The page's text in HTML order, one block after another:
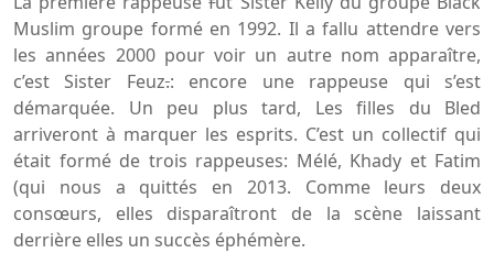
Muslim groupe formé en 1992. Il a fallu attendre vers
les années 2000 pour voir un autre nom apparaître,
c’est Sister Feuz.: encore une rappeuse qui s’est
démarquée. Un peu plus tard, Les filles du Bled
arriveront à marquer les esprits. C’est un collectif qui
était formé de trois rappeuses: Mélé, Khady et Fatim
(qui nous a quittés en 2013. Comme leurs deux
consœurs, elles disparaîtront de la scène laissant
derrière elles un succès éphémère.